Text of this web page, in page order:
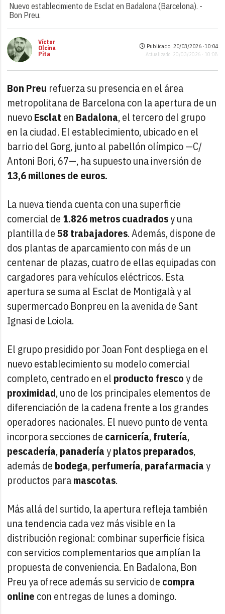
Nuevo establecimiento de Esclat en Badalona (Barcelona). -
Bon Preu.
Víctor
Olcina
Pita
Publicado: 20/03/2026 ·10:04
Actualizado: 20/03/2026 · 10:08
Bon Preu refuerza su presencia en el área
metropolitana de Barcelona con la apertura de un
nuevoEsclat en Badalona, el tercero del grupo
en la ciudad. El establecimiento, ubicado en el
barrio del Gorg, junto al pabellón olímpico —C/
Antoni Bori, 67—, ha supuesto una inversión de
13,6 millones de euros.
La nueva tienda cuenta con una superficie
comercial de 1.826 metros cuadradosy una
plantilla de58 trabajadores. Además, dispone de
dos plantas de aparcamiento con más de un
centenar de plazas, cuatro de ellas equipadas con
cargadores para vehículos eléctricos. Esta
apertura se suma al Esclat de Montigalà y al
supermercado Bonpreu en la avenida de Sant
Ignasi de Loiola.
El grupo presidido por Joan Font despliega en el
nuevo establecimiento su modelo comercial
completo, centrado en el producto frescoy de
proximidad, uno de los principales elementos de
diferenciación de la cadena frente a los grandes
operadores nacionales. El nuevo punto de venta
incorpora secciones de carnicería,frutería,
pescadería,panaderíayplatos preparados,
además de bodega,perfumería,parafarmaciay
productos paramascotas.
Más allá del surtido, la apertura refleja también
una tendencia cada vez más visible en la
distribución regional: combinar superficie física
con servicios complementarios que amplían la
propuesta de conveniencia. En Badalona, Bon
Preu ya ofrece además su servicio de compra
online con entregas de lunes a domingo.